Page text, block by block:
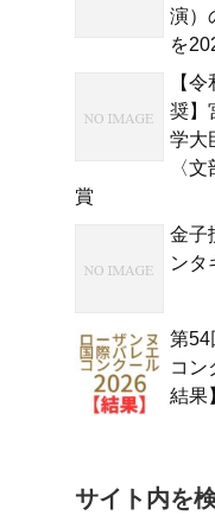
演）
を
【
奨】
学大
〈
賞
金子
ンタ
第54
コン
結果
サイト内を